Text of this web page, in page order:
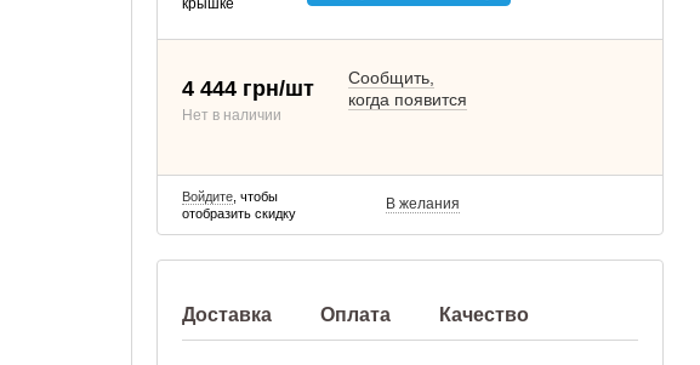
крышке
4 444 грн/шт
Нет в наличии
Сообщить,
когда появится
Войдите , чтобы
отобразить скидку
В желания
Доставка Оплата Качество